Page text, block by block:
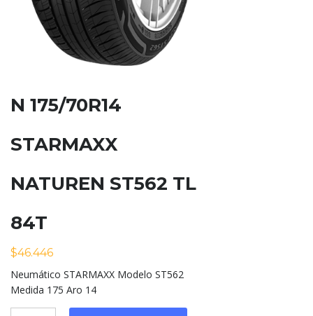
N 175/70R14
STARMAXX
NATUREN ST562 TL
84T
$46.446
Neumático STARMAXX Modelo ST562
Medida 175 Aro 14